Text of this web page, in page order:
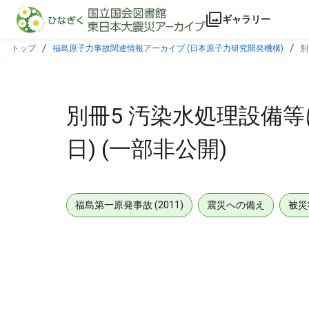
本文に飛ぶ
ギャラリー
トップ 福島原子力事故関連情報アーカイブ (日本原子力研究開発機構)
別冊5 汚染水処理設備
日) (一部非公開)
福島第一原発事故 (2011) 震災への備え 被災